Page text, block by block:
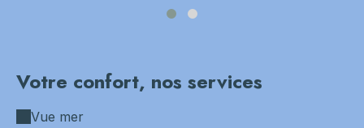
Votre confort, nos services
Vue mer